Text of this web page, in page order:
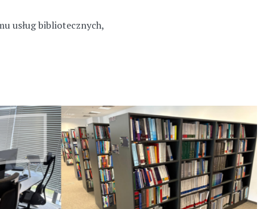
usług bibliotecznych,